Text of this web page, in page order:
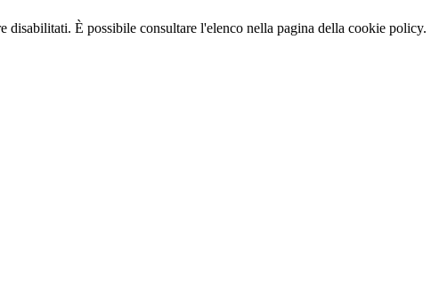
disabilitati. È possibile consultare l'elenco nella pagina della cookie policy.